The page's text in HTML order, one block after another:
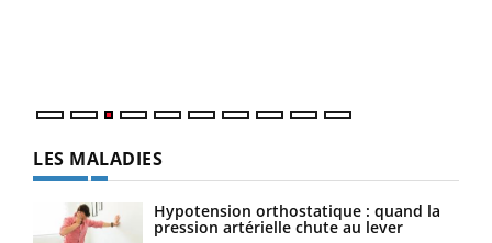
LES MALADIES
Hypotension orthostatique : quand la
pression artérielle chute au lever